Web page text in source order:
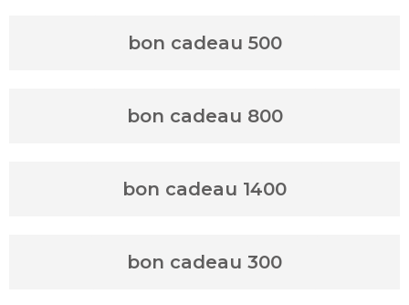
bon cadeau 500
bon cadeau 800
bon cadeau 1400
bon cadeau 300